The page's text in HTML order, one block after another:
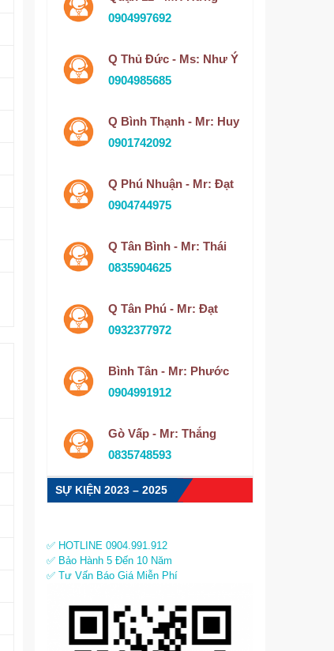
0904997692
Q Thủ Đức - Ms: Như Ý
0904985685
Q Bình Thạnh - Mr: Huy
0901742092
Q Phú Nhuận - Mr: Đạt
0904744975
Q Tân Bình - Mr: Thái
0835904625
Q Tân Phú - Mr: Đạt
0932377972
Bình Tân - Mr: Phước
0904991912
Gò Vấp - Mr: Thắng
0835748593
SỰ KIỆN 2023 – 2025
✅ HOTLINE 0904.991.912
✅ Bảo Hành 5 Đến 10 Năm
✅ Tư Vấn Báo Giá Miễn Phí